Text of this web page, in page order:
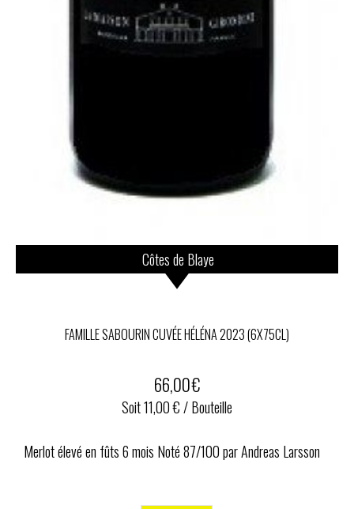
Côtes de Blaye
FAMILLE SABOURIN CUVÉE HÉLÉNA 2023 (6X75CL)
66,00€
Soit 11,00 € / Bouteille
Merlot élevé en fûts 6 mois Noté 87/100 par Andreas Larsson